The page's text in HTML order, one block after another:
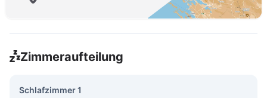
Zimmeraufteilung
Schlafzimmer 1